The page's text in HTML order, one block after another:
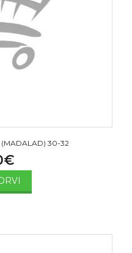
(MADALAD) 30-32
€